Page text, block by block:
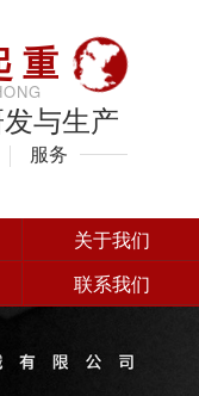
重
与生产
服务
关于我们
联系我们